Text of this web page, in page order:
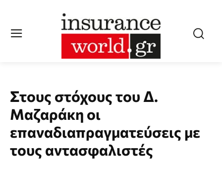
Στους στόχους του Δ.
Μαζαράκη οι
επαναδιαπραγματεύσεις με
τους αντασφαλιστές